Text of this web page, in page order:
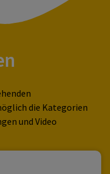
die Kategorien
und Video